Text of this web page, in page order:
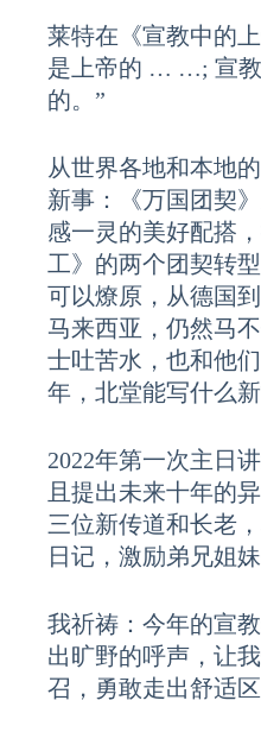
莱特在《宣教中的
是上帝的 … …; 宣教
的。”
从世界各地和本地
新事：《万国团契
感一灵的美好配搭
工》的两个团契转
可以燎原，从德国
马来西亚，仍然马
士吐苦水，也和他
年，北堂能写什么
2022年第一次主日
且提出未来十年的
三位新传道和长老
日记，激励弟兄姐
我祈祷：今年的宣
出旷野的呼声，让
召，勇敢走出舒适